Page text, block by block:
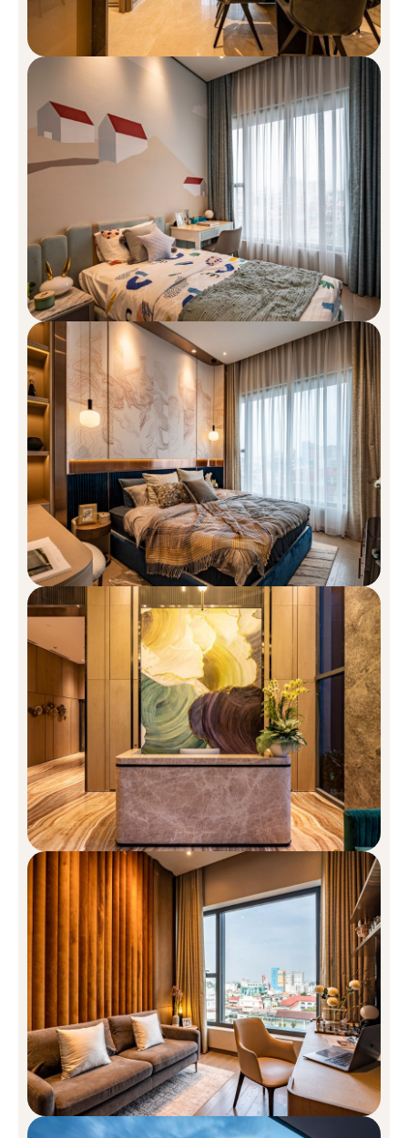
chịu khoog bị gò bó trong căn hộ The Marq. Hành lang căn hộ và
sảnh thang máy có chiều rộng lần lượt là 1,4m và 2,3m; có bố trí
cửa sổ lấy ánh sáng và gió tự nhiên. Bố trí đèn trần LED cơ bản
cho các phòng ngủ, phòng khách, và đèn LED đầy đủ cho phòng
1 phòng ngủ: 45 – 79 m2
2 phòng ngủ: 72 – 85 m2
3 phòng ngủ thường: 109 – 110 m2
3 phòng ngủ có sảnh thang máy riêng: 121 – 129 m2
4 phòng ngủ có sảnh thang máy riêng: 144 – 146 m2
Penthouse có sảnh thang máy riêng: 234 – 250 m2
Không chỉ thu hút ánh nhìn bởi thiết kế tuyệt đẹp, sự kiêu sa trong
không gian sống tại The Marq càng được điểm tô bởi các chi tiết
đắt giá:
Một số căn hộ có chiều cao trần phòng khách đến 6.9m,
mang biểu tượng ”Nhà cao, cửa rộng” mang đến sự hưng
thịnh cho gia chủ
Các bề mặt được khéo léo ốp đá cẩm thạch Hongkong Grey,
loại vật liệu mang vẻ đẹp vượt thời gian tạo cảm giác thực sự
sang trọng cho mọi không gian.
Tiêu chuẩn bàn giao dự án căn hộ
The MarQ
CĂN HỘ
Trần nhà cao tới 3,2m (tim tường 3,7m)
Hệ thống quản lý căn hộ thông minh với gương hiện đại
Hệ thống máy lạnh âm trần
Tủ giày
Vật liệu & Thiết bị cao cấp nhập khẩu
Sảnh thang máy riêng*
Lối đi riêng*